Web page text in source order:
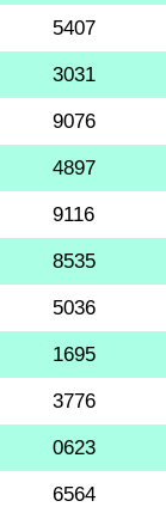
5407
3031
9076
4897
9116
8535
5036
1695
3776
0623
6564